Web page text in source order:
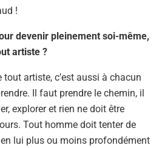
!
devenir pleinement soi-même,
artiste ?
tout artiste, c’est aussi à chacun
Il faut prendre le chemin, il
explorer et rien ne doit être
Tout homme doit tenter de
lui plus ou moins profondément